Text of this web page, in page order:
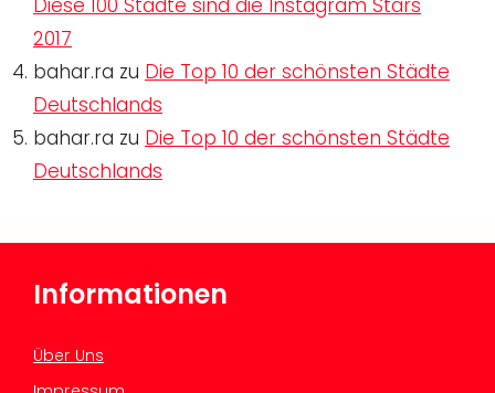
Diese 100 Städte sind die Instagram Stars
2017
bahar.ra zu Die Top 10 der schönsten Städte
Deutschlands
bahar.ra zu Die Top 10 der schönsten Städte
Deutschlands
Informationen
Über Uns